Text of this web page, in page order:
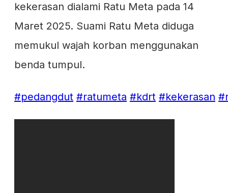
kekerasan dialami Ratu Meta pada 14
Maret 2025. Suami Ratu Meta diduga
memukul wajah korban menggunakan
benda tumpul.
#pedangdut #ratumeta #kdrt #kekerasan